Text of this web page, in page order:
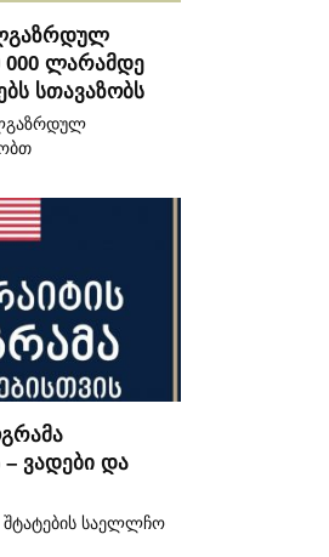
000 ლარამდე
სთავაზობს
ვადები და
შტატების საელლჩო